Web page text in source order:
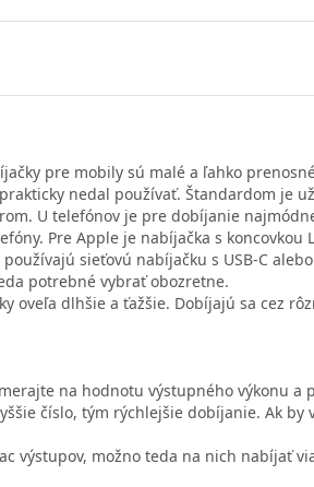
pre mobily sú malé a ľahko
nedal používať. Štandardom je
U telefónov je pre dobíjanie
Pre Apple je nabíjačka s koncovkou
sieťovú nabíjačku s USB-C
potrebné vybrať obozretne.
oveľa dlhšie a ťažšie. Dobíjajú sa cez
na hodnotu výstupného výkonu
číslo, tým rýchlejšie dobíjanie. Ak
výstupov, možno teda na nich nabíjať